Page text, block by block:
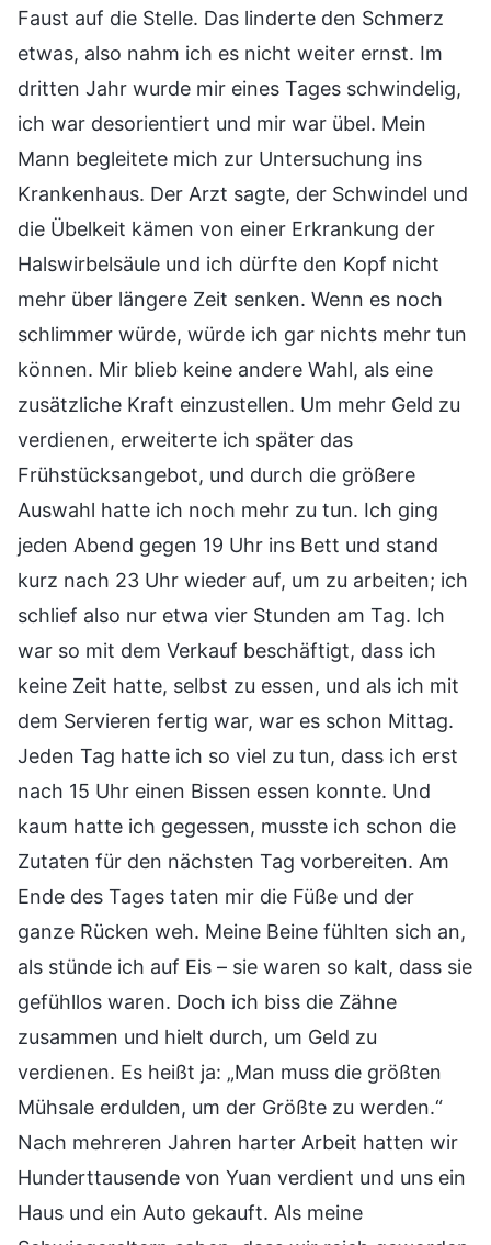
Faust auf die Stelle. Das linderte den Schmerz
etwas, also nahm ich es nicht weiter ernst. Im
dritten Jahr wurde mir eines Tages schwindelig,
ich war desorientiert und mir war übel. Mein
Mann begleitete mich zur Untersuchung ins
Krankenhaus. Der Arzt sagte, der Schwindel und
die Übelkeit kämen von einer Erkrankung der
Halswirbelsäule und ich dürfte den Kopf nicht
mehr über längere Zeit senken. Wenn es noch
schlimmer würde, würde ich gar nichts mehr tun
können. Mir blieb keine andere Wahl, als eine
zusätzliche Kraft einzustellen. Um mehr Geld zu
verdienen, erweiterte ich später das
Frühstücksangebot, und durch die größere
Auswahl hatte ich noch mehr zu tun. Ich ging
jeden Abend gegen 19 Uhr ins Bett und stand
kurz nach 23 Uhr wieder auf, um zu arbeiten; ich
schlief also nur etwa vier Stunden am Tag. Ich
war so mit dem Verkauf beschäftigt, dass ich
keine Zeit hatte, selbst zu essen, und als ich mit
dem Servieren fertig war, war es schon Mittag.
Jeden Tag hatte ich so viel zu tun, dass ich erst
nach 15 Uhr einen Bissen essen konnte. Und
kaum hatte ich gegessen, musste ich schon die
Zutaten für den nächsten Tag vorbereiten. Am
Ende des Tages taten mir die Füße und der
ganze Rücken weh. Meine Beine fühlten sich an,
als stünde ich auf Eis – sie waren so kalt, dass sie
gefühllos waren. Doch ich biss die Zähne
zusammen und hielt durch, um Geld zu
verdienen. Es heißt ja: „Man muss die größten
Mühsale erdulden, um der Größte zu werden.“
Nach mehreren Jahren harter Arbeit hatten wir
Hunderttausende von Yuan verdient und uns ein
Haus und ein Auto gekauft. Als meine